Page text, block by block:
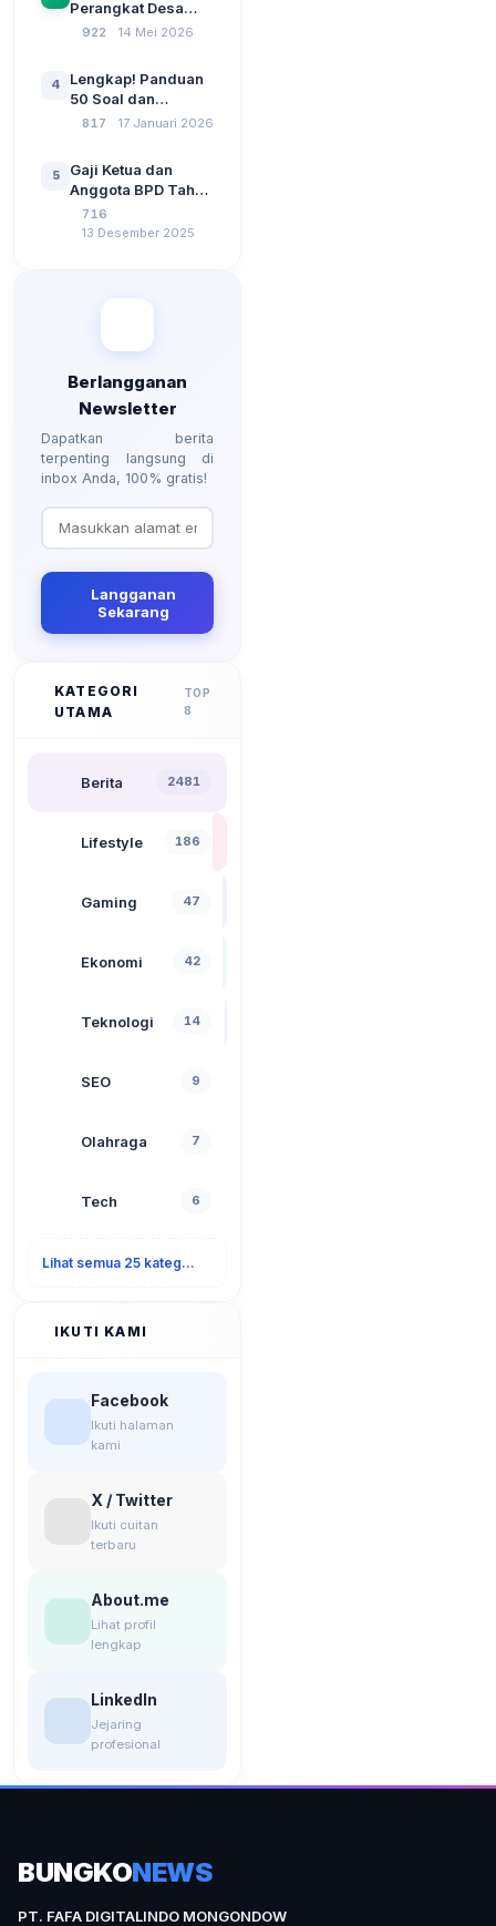
Dana Desa
Perangkat Desa
2026: Administrasi
Kebangsaan, dan
Komputer Beserta
Jawaban Paling
922 14 Mei 2026
4
Lengkap! Panduan
50 Soal dan
Jawaban Tes
Berdasarkan UU No
3 Tahun 2024
817 17 Januari 2026
5
Gaji Ketua dan
Anggota BPD Tahun
2026, Berapa
Besarannya? Ada
716
13 Desember 2025
Berlangganan
Newsletter
Dapatkan berita
terpenting langsung di
inbox Anda, 100% gratis!
Langganan
Sekarang
KATEGORI
UTAMA
TOP
8
Berita 2481
Lifestyle 186
Gaming 47
Ekonomi 42
Teknologi 14
SEO 9
Olahraga 7
Tech 6
Lihat semua 25 kategori
IKUTI KAMI
Facebook
Ikuti halaman
kami
X / Twitter
Ikuti cuitan
terbaru
About.me
Lihat profil
lengkap
LinkedIn
Jejaring
profesional
BUNGKONEWS
PT. FAFA DIGITALINDO MONGONDOW